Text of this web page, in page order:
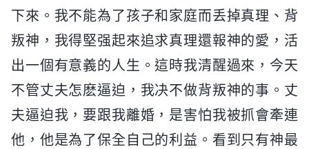
下來。我不能為了孩子和家庭而丢掉真理、背
叛神，我得堅强起來追求真理還報神的愛，活
出一個有意義的人生。這時我清醒過來，今天
不管丈夫怎麽逼迫，我决不做背叛神的事。丈
夫逼迫我，要跟我離婚，是害怕我被抓會牽連
他，他是為了保全自己的利益。看到只有神最